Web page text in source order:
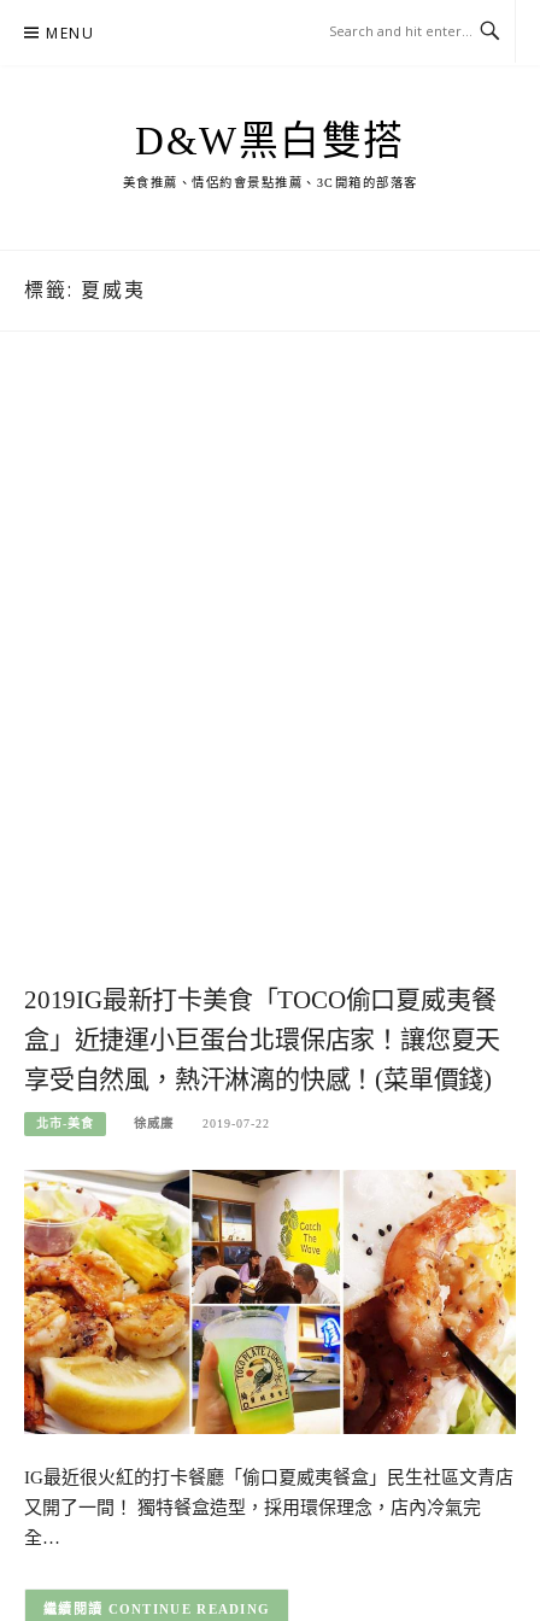
MENU
D&W黑白雙搭
美食推薦、情侶約會景點推薦、3C開箱的部落客
標籤: 夏威夷
2019IG最新打卡美食「TOCO偷口夏威夷餐
盒」近捷運小巨蛋台北環保店家！讓您夏天
享受自然風，熱汗淋漓的快感！(菜單價錢)
北市-美食 徐威廉 2019-07-22
IG最近很火紅的打卡餐廳「偷口夏威夷餐盒」民生社區文青店
又開了一間！ 獨特餐盒造型，採用環保理念，店內冷氣完
全…
CONTINUE READING